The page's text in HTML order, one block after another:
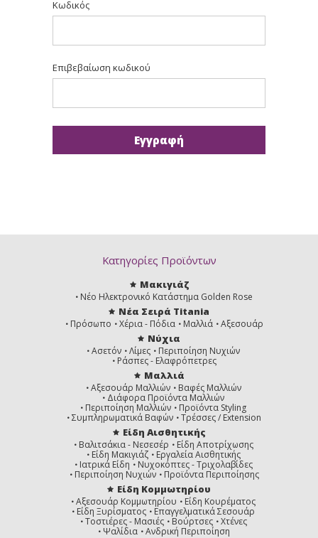
Κωδικός
Επιβεβαίωση κωδικού
Κατηγορίες Προϊόντων
Μακιγιάζ
Νέο Ηλεκτρονικό Κατάστημα Golden Rose
Νέα Σειρά Titania
Πρόσωπο Χέρια - Πόδια Μαλλιά Αξεσουάρ
Νύχια
Ασετόν Λίμες
Περιποίηση Νυχιών
Ράσπες - Ελαφρόπετρες
Μαλλιά
Αξεσουάρ Μαλλιών
Βαφές Μαλλιών
Διάφορα Προϊόντα Μαλλιών
Περιποίηση Μαλλιών
Προϊόντα Styling
Συμπληρωματικά Βαφών
Τρέσσες / Extension
Είδη Αισθητικής
Βαλιτσάκια - Νεσεσέρ
Είδη Αποτρίχωσης
Είδη Μακιγιάζ
Εργαλεία Αισθητικής
Ιατρικά Είδη
Νυχοκόπτες - Τριχολαβίδες
Περιποίηση Νυχιών
Προϊόντα Περιποίησης
Είδη Κομμωτηρίου
Αξεσουάρ Κομμωτηρίου
Είδη Κουρέματος
Είδη Ξυρίσματος
Επαγγελματικά Σεσουάρ
Τοστιέρες - Μασιές
Βούρτσες
Χτένες
Ψαλίδια
Ανδρική Περιποίηση